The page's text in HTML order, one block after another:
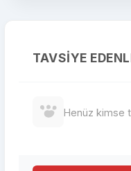
TAVSIYE
Henüz kimse